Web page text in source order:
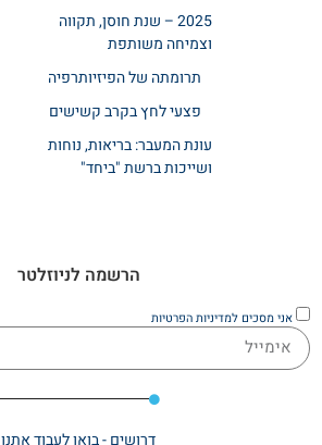
2025 – שנת חוסן, תקווה
וצמיחה משותפת
תרומתה של הפיזיותרפיה
פצעי לחץ בקרב קשישים
עונת המעבר: בריאות, נוחות
ושייכות ברשת "ביחד"
הרשמה לניוזלטר
אני מסכים למדיניות הפרטיות
דרושים - בואו לעבוד אתנו